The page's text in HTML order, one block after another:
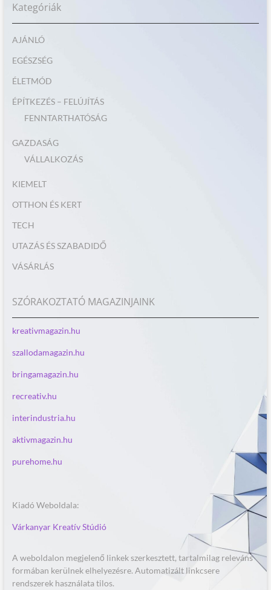
Kategóriák
AJÁNLÓ
EGÉSZSÉG
ÉLETMÓD
ÉPÍTKEZÉS – FELÚJÍTÁS
FENNTARTHATÓSÁG
GAZDASÁG
VÁLLALKOZÁS
KIEMELT
OTTHON ÉS KERT
TECH
UTAZÁS ÉS SZABADIDŐ
VÁSÁRLÁS
SZÓRAKOZTATÓ MAGAZINJAINK
kreativmagazin.hu
szallodamagazin.hu
bringamagazin.hu
recreativ.hu
interindustria.hu
aktivmagazin.hu
purehome.hu
Kiadó Weboldala:
Várkanyar Kreatív Stúdió
A weboldalon megjelenő linkek szerkesztett, tartalmilag releváns
formában kerülnek elhelyezésre. Automatizált linkcsere
rendszerek használata tilos.